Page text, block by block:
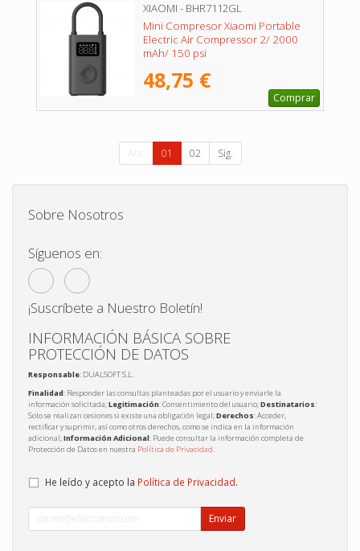
XIAOMI - BHR7112GL
Mini Compresor Xiaomi Portable
Electric Air Compressor 2/ 2000
mAh/ 150 psi
48,75 €
Comprar
Ant. 01 02 Sig.
Sobre Nosotros
Síguenos en:
¡Suscríbete a Nuestro Boletín!
INFORMACIÓN BÁSICA SOBRE
PROTECCIÓN DE DATOS
Responsable: DUALSOFT S.L.
Finalidad: Responder las consultas planteadas por el usuario y enviarle la
información solicitada;Legitimación: Consentimiento del usuario;Destinatarios:
Solo se realizan cesiones si existe una obligación legal;Derechos: Acceder,
rectificar y suprimir, así como otros derechos, como se indica en la información
adicional;Información Adicional: Puede consultar la información completa de
Protección de Datos en nuestra Política de Privacidad.
He leído y acepto la Política de Privacidad.
Enviar